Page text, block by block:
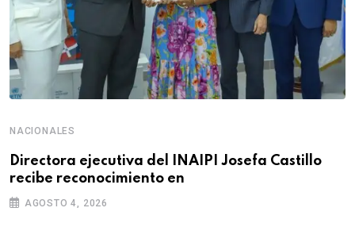
NACIONALES
Directora ejecutiva del INAIPI Josefa Castillo
recibe reconocimiento en
AGOSTO 4, 2026